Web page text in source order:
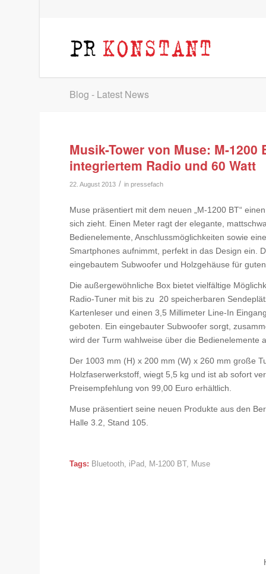
Blog - Latest News
Musik-Tower von Muse: M-
integriertem Radio und 60 Watt
22. August 2013 / inpressefach
Muse präsentiert mit dem neuen „M-1200 BT“
sich zieht. Einen Meter ragt der elegante,
Bedienelemente, Anschlussmöglichkeiten sowie
Smartphones aufnimmt, perfekt in das Design ein.
eingebautem Subwoofer und Holzgehäuse für guten
Die außergewöhnliche Box bietet vielfältige
Radio-Tuner mit bis zu 20 speicherbaren
Kartenleser und einen 3,5 Millimeter Line-In
geboten. Ein eingebauter Subwoofer sorgt,
wird der Turm wahlweise über die Bedienelemente
Der 1003 mm (H) x 200 mm (W) x 260 mm große
Holzfaserwerkstoff, wiegt 5,5 kg und ist ab sofort
Preisempfehlung von 99,00 Euro erhältlich.
Muse präsentiert seine neuen Produkte aus den
Halle 3.2, Stand 105.
Tags: Bluetooth, iPad, M-1200 BT , Muse